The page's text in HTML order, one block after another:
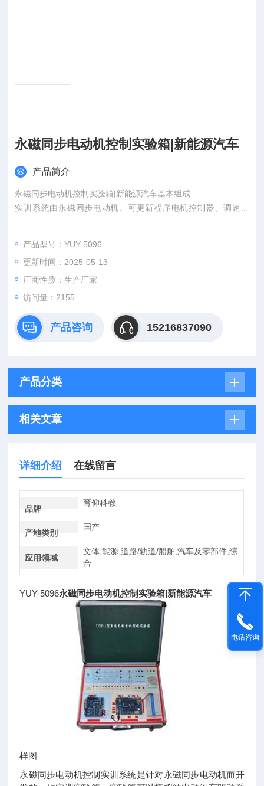
永磁同步电动机控制实验箱|新能源汽车
产品简介
永磁同步电动机控制实验箱|新能源汽车基本组成
实训系统由永磁同步电动机、可更新程序电机控制器、调速开
关、换向开关、电池、实训面板、连接线、实训指导书等组成。
产品型号：YUY-5096
更新时间：2025-05-13
厂商性质：生产厂家
访问量：2155
产品咨询 15216837090
产品分类
相关文章
详细介绍 在线留言
品牌
育仰科教
产地类别
国产
应用领域
文体,能源,道路/轨道/船舶,汽车及零部件,综
合
YUY-5096永磁同步电动机控制实验箱|新能源汽车
样图
永磁同步电动机控制实训系统是针对永磁同步电动机而开
电话咨询